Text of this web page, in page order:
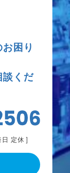
困り
くだ
日 定休 ]